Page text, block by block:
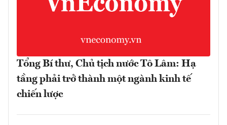
Tổng Bí thư, Chủ tịch nước Tô Lâm: Hạ
tầng phải trở thành một ngành kinh tế
chiến lược